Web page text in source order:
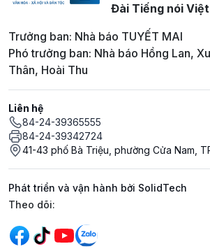
Đài Tiếng nói
Trưởng ban: Nhà báo TUYẾT MAI
Phó trưởng ban: Nhà báo Hồng Lan,
Thân, Hoài Thu
Liên hệ
84-24-39365555
84-24-39342724
41-43 phố Bà Triệu, phường Cửa Nam,
Phát triển và vận hành bởi SolidTech
Mạng xã hội
Theo dõi: